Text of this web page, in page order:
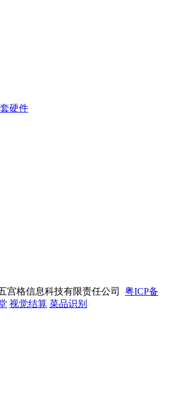
硬件
宫格信息科技有限责任公司 粤ICP备
视觉结算 菜品识别